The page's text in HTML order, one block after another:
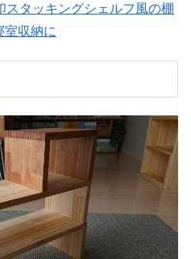
スタッキングシェルフ風の棚
室収納に